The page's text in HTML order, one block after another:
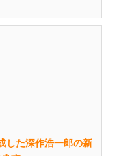
した深作浩一郎の新